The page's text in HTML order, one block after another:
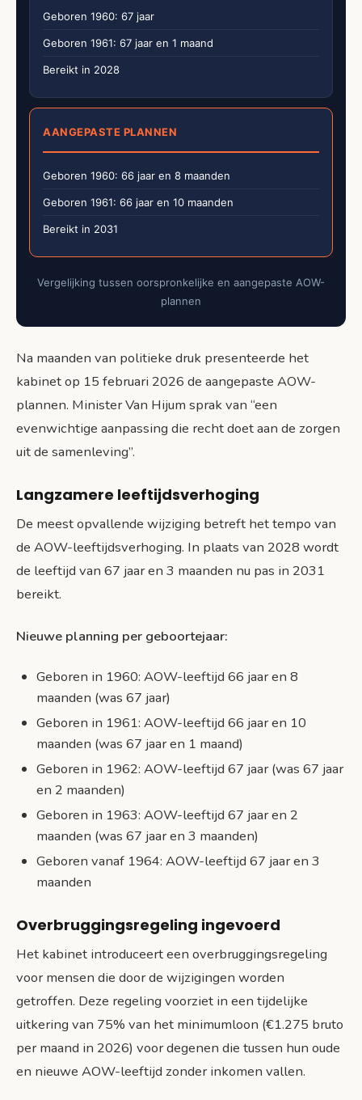
Geboren 1960: 67 jaar
Geboren 1961: 67 jaar en 1 maand
Bereikt in 2028
AANGEPASTE PLANNEN
Geboren 1960: 66 jaar en 8 maanden
Geboren 1961: 66 jaar en 10 maanden
Bereikt in 2031
Vergelijking tussen oorspronkelijke en aangepaste AOW-
plannen
Na maanden van politieke druk presenteerde het
kabinet op 15 februari 2026 de aangepaste AOW-
plannen. Minister Van Hijum sprak van “een
evenwichtige aanpassing die recht doet aan de zorgen
uit de samenleving”.
Langzamere leeftijdsverhoging
De meest opvallende wijziging betreft het tempo van
de AOW-leeftijdsverhoging. In plaats van 2028 wordt
de leeftijd van 67 jaar en 3 maanden nu pas in 2031
bereikt.
Nieuwe planning per geboortejaar:
Geboren in 1960: AOW-leeftijd 66 jaar en 8
maanden (was 67 jaar)
Geboren in 1961: AOW-leeftijd 66 jaar en 10
maanden (was 67 jaar en 1 maand)
Geboren in 1962: AOW-leeftijd 67 jaar (was 67 jaar
en 2 maanden)
Geboren in 1963: AOW-leeftijd 67 jaar en 2
maanden (was 67 jaar en 3 maanden)
Geboren vanaf 1964: AOW-leeftijd 67 jaar en 3
maanden
Overbruggingsregeling ingevoerd
Het kabinet introduceert een overbruggingsregeling
voor mensen die door de wijzigingen worden
getroffen. Deze regeling voorziet in een tijdelijke
uitkering van 75% van het minimumloon (€1.275 bruto
per maand in 2026) voor degenen die tussen hun oude
en nieuwe AOW-leeftijd zonder inkomen vallen.